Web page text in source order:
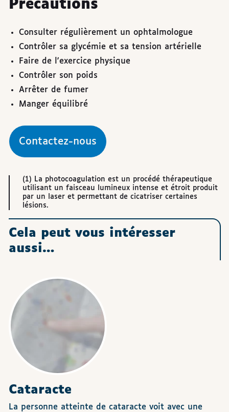
Précautions
Consulter régulièrement un ophtalmologue
Contrôler sa glycémie et sa tension artérielle
Faire de l'exercice physique
Contrôler son poids
Arrêter de fumer
Manger équilibré
Contactez-nous
(1) La photocoagulation est un procédé thérapeutique
utilisant un faisceau lumineux intense et étroit produit
par un laser et permettant de cicatriser certaines
lésions.
Cela peut vous intéresser
aussi…
Cataracte
La personne atteinte de cataracte voit avec une